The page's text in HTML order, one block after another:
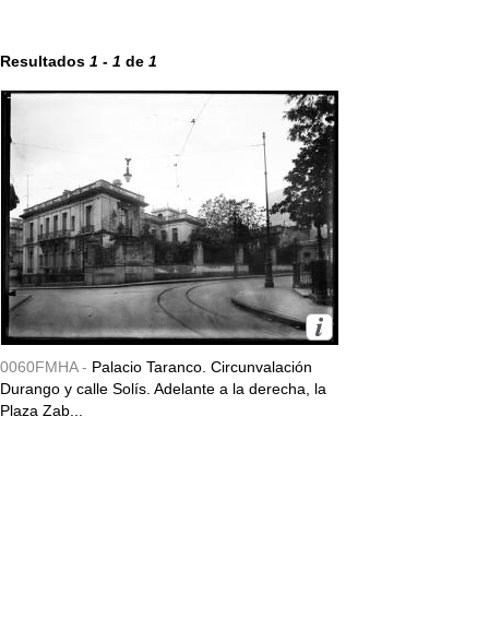
Resultados 1 - 1 de 1
0060FMHA - Palacio Taranco. Circunvalación
Durango y calle Solís. Adelante a la derecha, la
Plaza Zab...